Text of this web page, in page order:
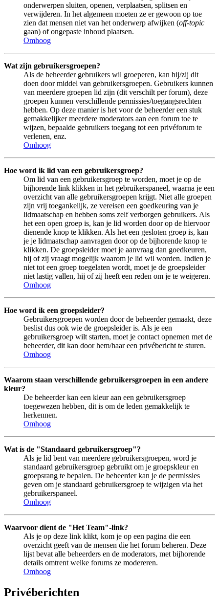
onderwerpen sluiten, openen, verplaatsen, splitsen en
verwijderen. In het algemeen moeten ze er gewoon op toe
zien dat mensen niet van het onderwerp afwijken (off-topic
gaan) of ongepaste inhoud plaatsen.
Omhoog
Wat zijn gebruikersgroepen?
Als de beheerder gebruikers wil groeperen, kan hij/zij dit
doen door middel van gebruikersgroepen. Gebruikers kunnen
van meerdere groepen lid zijn (dit verschilt per forum), deze
groepen kunnen verschillende permissies/toegangsrechten
hebben. Op deze manier is het voor de beheerder een stuk
gemakkelijker meerdere moderators aan een forum toe te
wijzen, bepaalde gebruikers toegang tot een privéforum te
verlenen, enz.
Omhoog
Hoe word ik lid van een gebruikersgroep?
Om lid van een gebruikersgroep te worden, moet je op de
bijhorende link klikken in het gebruikerspaneel, waarna je een
overzicht van alle gebruikersgroepen krijgt. Niet alle groepen
zijn vrij toegankelijk, ze vereisen een goedkeuring van je
lidmaatschap en hebben soms zelf verborgen gebruikers. Als
het een open groep is, kan je lid worden door op de hiervoor
dienende knop te klikken. Als het een gesloten groep is, kan
je je lidmaatschap aanvragen door op de bijhorende knop te
klikken. De groepsleider moet je aanvraag dan goedkeuren,
hij of zij vraagt mogelijk waarom je lid wil worden. Indien je
niet tot een groep toegelaten wordt, moet je de groepsleider
niet lastig vallen, hij of zij heeft een reden om je te weigeren.
Omhoog
Hoe word ik een groepsleider?
Gebruikersgroepen worden door de beheerder gemaakt, deze
beslist dus ook wie de groepsleider is. Als je een
gebruikersgroep wilt starten, moet je contact opnemen met de
beheerder, dit kan door hem/haar een privébericht te sturen.
Omhoog
Waarom staan verschillende gebruikersgroepen in een andere
kleur?
De beheerder kan een kleur aan een gebruikersgroep
toegewezen hebben, dit is om de leden gemakkelijk te
herkennen.
Omhoog
Wat is de "Standaard gebruikersgroep"?
Als je lid bent van meerdere gebruikersgroepen, word je
standaard gebruikersgroep gebruikt om je groepskleur en
groepsrang te bepalen. De beheerder kan je de permissies
geven om je standaard gebruikersgroep te wijzigen via het
gebruikerspaneel.
Omhoog
Waarvoor dient de "Het Team"-link?
Als je op deze link klikt, kom je op een pagina die een
overzicht geeft van de mensen die het forum beheren. Deze
lijst bevat alle beheerders en de moderators, met bijhorende
details omtrent welke forums ze modereren.
Omhoog
Privéberichten